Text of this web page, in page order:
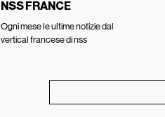
NSS FRANCE
Ogni mese le ultime notizie dal
vertical francese di nss